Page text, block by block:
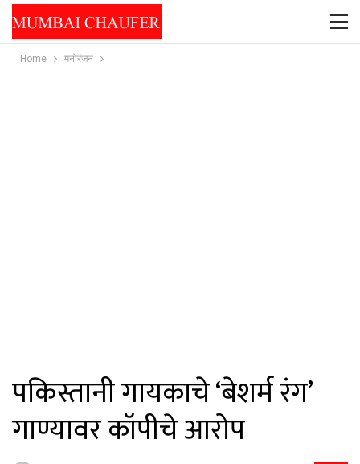
Home मनोरंजन
पकिस्तानी गायकाचे ‘बेशर्म रंग’
गाण्यावर कॉपीचे आरोप